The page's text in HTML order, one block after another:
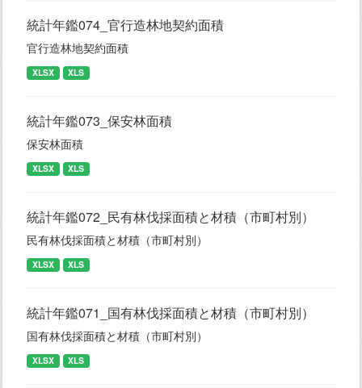
統計年鑑074_官行造林地契約面積
官行造林地契約面積
XLSX XLS
統計年鑑073_保安林面積
保安林面積
XLSX XLS
統計年鑑072_民有林伐採面積と材積（市町村別）
民有林伐採面積と材積（市町村別）
XLSX XLS
統計年鑑071_国有林伐採面積と材積（市町村別）
国有林伐採面積と材積（市町村別）
XLSX XLS